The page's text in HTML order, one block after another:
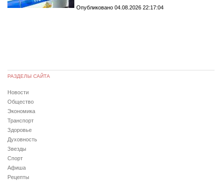
Опубликовано 04.08.2026 22:17:04
РАЗДЕЛЫ САЙТА
Новости
Общество
Экономика
Транспорт
Здоровье
Духовность
Звезды
Спорт
Афиша
Рецепты